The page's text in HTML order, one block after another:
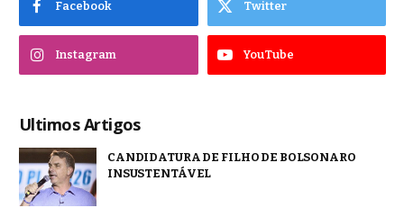
Facebook Twitter
Instagram YouTube
Ultimos Artigos
CANDIDATURA DE FILHO DE BOLSONARO
INSUSTENTÁVEL